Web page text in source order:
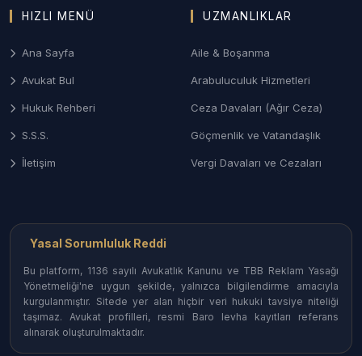
HIZLI MENÜ
Ana Sayfa
Avukat Bul
Hukuk Rehberi
S.S.S.
İletişim
UZMANLIKLAR
Aile & Boşanma
Arabuluculuk Hizmetleri
Ceza Davaları (Ağır Ceza)
Göçmenlik ve Vatandaşlık
Vergi Davaları ve Cezaları
Yasal Sorumluluk Reddi
Bu platform, 1136 sayılı Avukatlık Kanunu ve TBB Reklam Yasağı
Yönetmeliği'ne uygun şekilde, yalnızca bilgilendirme amacıyla
kurgulanmıştır. Sitede yer alan hiçbir veri hukuki tavsiye niteliği
taşımaz. Avukat profilleri, resmi Baro levha kayıtları referans
alınarak oluşturulmaktadır.